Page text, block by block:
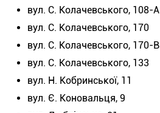
вул. С. Колачевського, 108-А
вул. С. Колачевського, 170
вул. С. Колачевського, 170-В
вул. С. Колачевського, 133
вул. Н. Кобринської, 11
вул. Є. Коновальця, 9